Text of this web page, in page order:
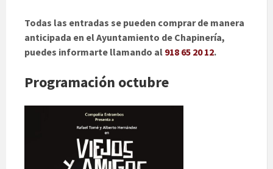
Todas las entradas se pueden comprar de manera
anticipada en el Ayuntamiento de Chapinería,
puedes informarte llamando al 918 65 20 12.
Programación octubre